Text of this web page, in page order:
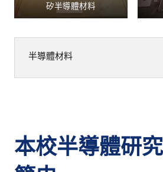
矽半導體材料
半導體材料
本校半導體研